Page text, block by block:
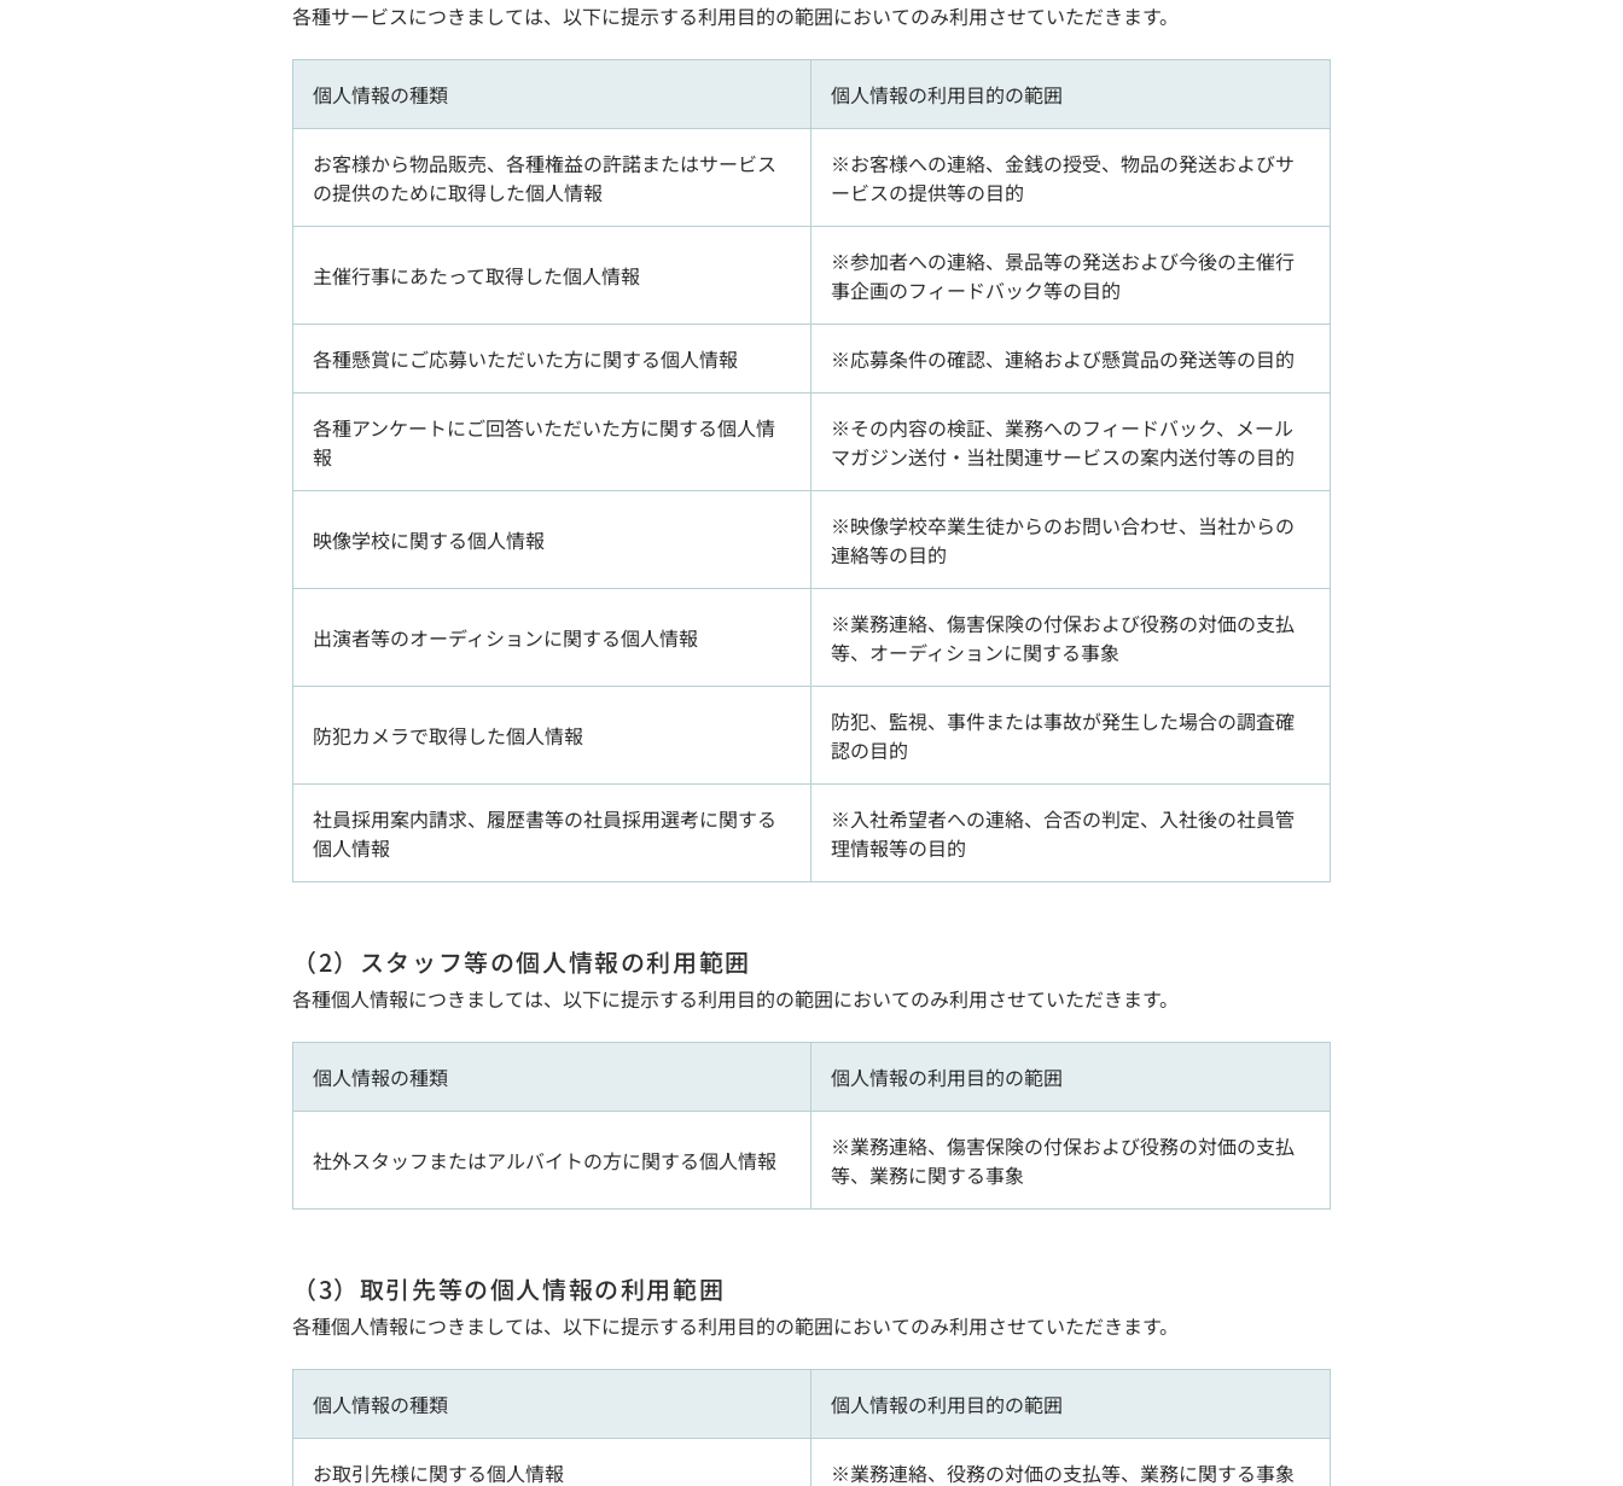
各種サービスにつきましては、以下に提示する利用目的の範囲においてのみ利用させていただきます。
個人情報の種類 個人情報の利用目的の範囲
お客様から物品販売、各種権益の許諾またはサービス
の提供のために取得した個人情報
※お客様への連絡、金銭の授受、物品の発送およびサ
ービスの提供等の目的
主催行事にあたって取得した個人情報
※参加者への連絡、景品等の発送および今後の主催行
事企画のフィードバック等の目的
各種懸賞にご応募いただいた方に関する個人情報 ※応募条件の確認、連絡および懸賞品の発送等の目的
各種アンケートにご回答いただいた方に関する個人情
報
※その内容の検証、業務へのフィードバック、メール
マガジン送付・当社関連サービスの案内送付等の目的
映像学校に関する個人情報
※映像学校卒業生徒からのお問い合わせ、当社からの
連絡等の目的
出演者等のオーディションに関する個人情報
※業務連絡、傷害保険の付保および役務の対価の支払
等、オーディションに関する事象
防犯カメラで取得した個人情報
防犯、監視、事件または事故が発生した場合の調査確
認の目的
社員採用案内請求、履歴書等の社員採用選考に関する
個人情報
※入社希望者への連絡、合否の判定、入社後の社員管
理情報等の目的
（2）スタッフ等の個人情報の利用範囲
各種個人情報につきましては、以下に提示する利用目的の範囲においてのみ利用させていただきます。
個人情報の種類 個人情報の利用目的の範囲
社外スタッフまたはアルバイトの方に関する個人情報
※業務連絡、傷害保険の付保および役務の対価の支払
等、業務に関する事象
（3）取引先等の個人情報の利用範囲
各種個人情報につきましては、以下に提示する利用目的の範囲においてのみ利用させていただきます。
個人情報の種類 個人情報の利用目的の範囲
お取引先様に関する個人情報 ※業務連絡、役務の対価の支払等、業務に関する事象